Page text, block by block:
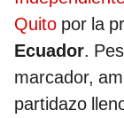
Quito por la
Ecuador.
marcador,
partidazo